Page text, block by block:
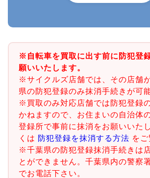
※自転車を買取に出す前に防犯登
願いいたします。
※サイクルズ店舗では、その店舗
県の防犯登録のみ抹消手続きが可
※買取のみ対応店舗では防犯登録
かねますので、お住まいの自治体
登録所で事前に抹消をお願いいた
くは 防犯登録を抹消する方法 をご
※千葉県の防犯登録抹消手続きは
とができません。千葉県内の警察
でお電話下さい。